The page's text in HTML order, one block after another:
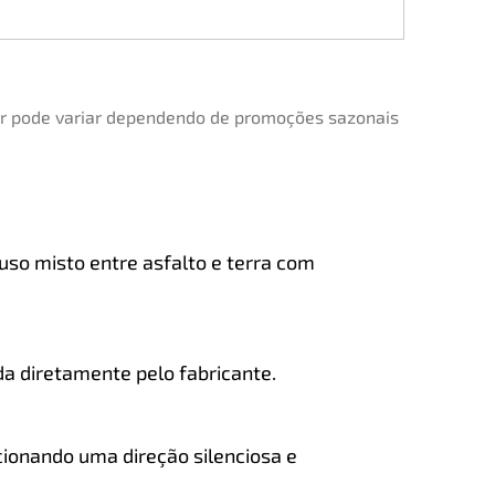
pode variar dependendo de promoções sazonais
misto entre asfalto e terra com
diretamente pelo fabricante.
uma direção silenciosa e